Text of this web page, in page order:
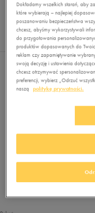
Sortuj:
REKOMENDOWANE
Nie wybrano filtrów
Brak
Zmień
Dokładamy wszelkich starań, aby
które wybierają – najlepiej
poszanowaniu bezpieczeństwa
chcesz, abyśmy wykorzystywali
do przygotowania
produktów dopasowanych do
reklam czy zapamiętywanie
swoją decyzję i ustawienia
chcesz otrzymywać
preferencji, wybierz „Odrzuć
naszą
politykę prywatności.